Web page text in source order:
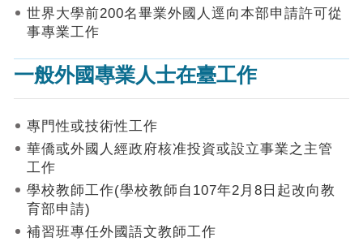
及
工
知
機
申
世界大學前200名畢業外國人逕向本部申請許可從
事專業工作
一般外國專業人士在臺工作
專門性或技術性工作
華僑或外國人經政府核准投資或設立事業之主管
工作
學校教師工作(學校教師自107年2月8日起改向教
育部申請)
補習班專任外國語文教師工作